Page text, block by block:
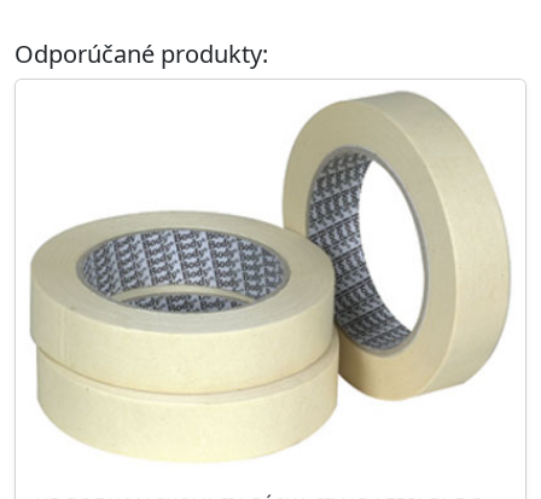
Odporúčané produkty: